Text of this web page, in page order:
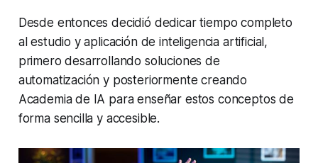
Desde entonces decidió dedicar tiempo completo
al estudio y aplicación de inteligencia artificial,
primero desarrollando soluciones de
automatización y posteriormente creando
Academia de IA para enseñar estos conceptos de
forma sencilla y accesible.